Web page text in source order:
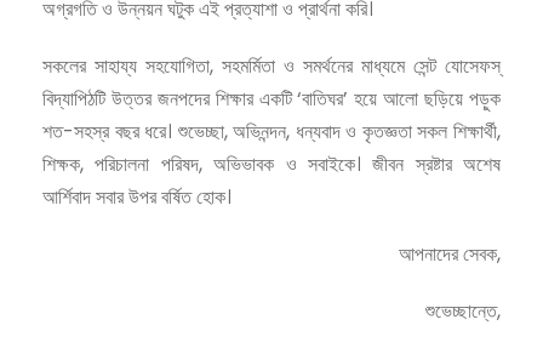
অগ্রগতি ও উন্নয়ন ঘটুক এই প্রত্যাশা ও প্রার্থনা করি।
সকলের সাহায্য সহযোগিতা, সহমর্মিতা ও সমর্থনের মাধ্যমে সেন্ট যোসেফস্
বিদ্যাপিঠটি উত্তর জনপদের শিক্ষার একটি ‘বাতিঘর’ হয়ে আলো ছড়িয়ে পড়ুক
শত-সহস্র বছর ধরে। শুভেচ্ছা, অভিনন্দন, ধন্যবাদ ও কৃতজ্ঞতা সকল শিক্ষার্থী,
শিক্ষক, পরিচালনা পরিষদ, অভিভাবক ও সবাইকে। জীবন স্রষ্টার অশেষ
আর্শিবাদ সবার উপর বর্ষিত হোক।
আপনাদের সেবক,
শুভেচ্ছান্তে,